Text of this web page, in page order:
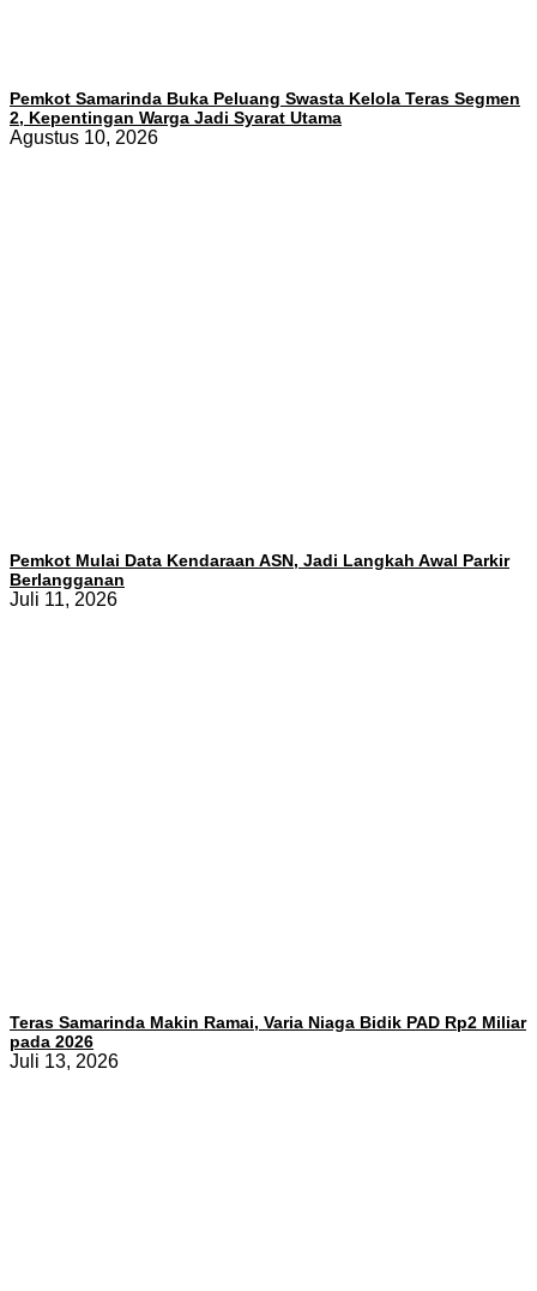
Pemkot Samarinda Buka Peluang Swasta Kelola Teras Segmen
2, Kepentingan Warga Jadi Syarat Utama
Agustus 10, 2026
Pemkot Mulai Data Kendaraan ASN, Jadi Langkah Awal Parkir
Berlangganan
Juli 11, 2026
Teras Samarinda Makin Ramai, Varia Niaga Bidik PAD Rp2 Miliar
pada 2026
Juli 13, 2026